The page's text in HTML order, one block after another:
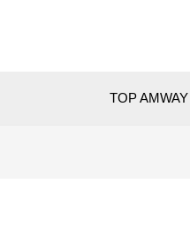
TOP